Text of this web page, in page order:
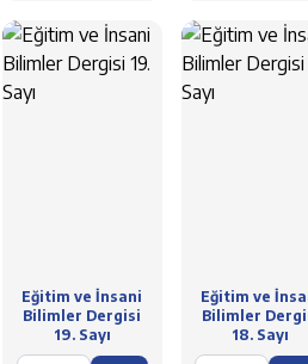
Eğitim ve İnsani
Bilimler Dergisi
19. Sayı
Eğitim ve
Bilimler
18. Sayı